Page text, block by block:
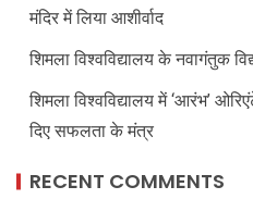
मंदिर में लिया आशीर्वाद
शिमला विश्वविद्यालय के नवागंतुक
शिमला विश्वविद्यालय में ‘आरंभ’
दिए सफलता के मंत्र
RECENT COMMENTS